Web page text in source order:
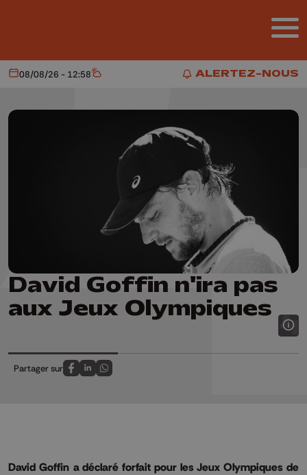
ALERTEZ-NOUS
ALERTEZ-NOUS
Aujourd'hui
08/08/26 - 12:58 Météo
David Goffin n'ira pas
aux Jeux Olympiques
Partager sur
Partagez sur FaceBook
Partagez sur LinkedIn
Partagez sur Whatsapp
David Goffina déclaré forfait pour les Jeux Olympiques de